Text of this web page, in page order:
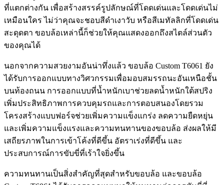
ที่แตกต่างกัน เพื่อสร้างสรรค์รูปลักษณ์ที่โดดเด่นและโดดเด่นไม่
เหมือนใคร ไม่ว่าคุณจะชอบสีดำเงาวับ หรือสีเมทัลลิกที่โดดเด่น
สะดุดตา ขอบล้อเหล่านี้ก็ช่วยให้คุณแสดงออกถึงสไตล์ส่วนตัว
ของคุณได้
นอกจากความสวยงามอันน่าทึ่งแล้ว ขอบล้อ Custom T6061 ยัง
ได้รับการออกแบบทางวิศวกรรมเพื่อมอบสมรรถนะอันเหนือชั้น
บนท้องถนน การออกแบบที่น้ำหนักเบาช่วยลดน้ำหนักใต้สปริง
เพิ่มประสิทธิภาพการควบคุมรถและการตอบสนองโดยรวม
โครงสร้างแบบฟอร์จช่วยเพิ่มความแข็งแกร่ง ลดความยืดหยุ่น
และเพิ่มความแข็งแรงและความทนทานของขอบล้อ ส่งผลให้มี
เสถียรภาพในการเข้าโค้งที่ดีขึ้น อัตราเร่งที่ดีขึ้น และ
ประสบการณ์การขับขี่ที่เร้าใจยิ่งขึ้น
ความทนทานเป็นสิ่งสำคัญที่สุดสำหรับขอบล้อ และขอบล้อ